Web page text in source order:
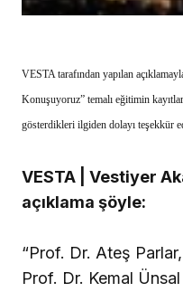
VESTA tarafından yapılan
Konuşuyoruz” temalı eğitimin
gösterdikleri ilgiden dolayı teşekkür
VESTA | Vestiyer
açıklama şöyle:
“Prof. Dr. Ateş
Prof. Dr. Kemal